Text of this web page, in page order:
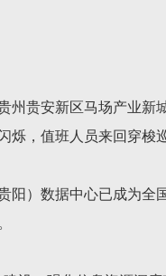
州贵安新区马场产业新
烁，值班人员来回穿梭
阳）数据中心已成为全